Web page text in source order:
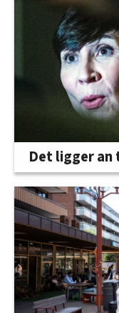
Det ligger